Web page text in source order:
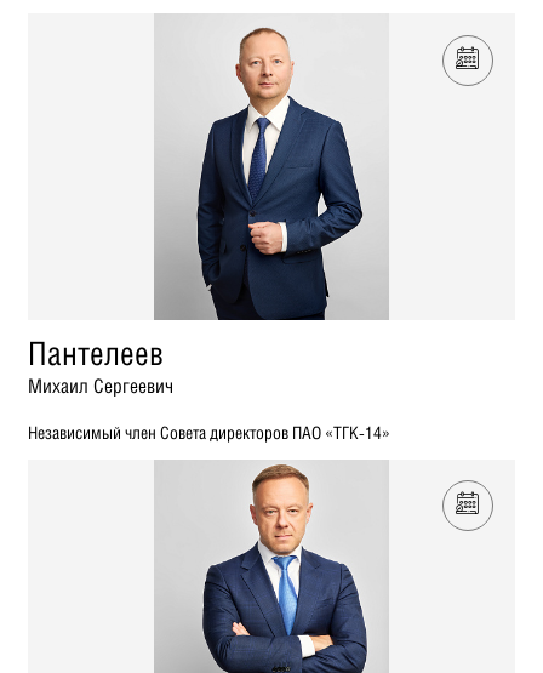
Пантелеев
Михаил Сергеевич
Независимый член Совета директоров ПАО «ТГК-14»